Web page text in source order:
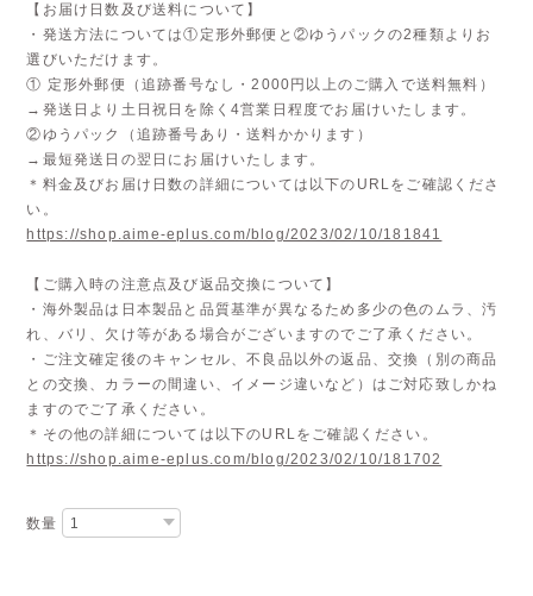
【お届け日数及び送料について】
・発送方法については①定形外郵便と②ゆうパックの2種類よりお
選びいただけます。
① 定形外郵便（追跡番号なし・2000円以上のご購入で送料無料）
→発送日より土日祝日を除く4営業日程度でお届けいたします。
②ゆうパック（追跡番号あり・送料かかります）
→最短発送日の翌日にお届けいたします。
＊料金及びお届け日数の詳細については以下のURLをご確認くださ
い。
https://shop.aime-eplus.com/blog/2023/02/10/181841
【ご購入時の注意点及び返品交換について】
・海外製品は日本製品と品質基準が異なるため多少の色のムラ、汚
れ、バリ、欠け等がある場合がございますのでご了承ください。
・ご注文確定後のキャンセル、不良品以外の返品、交換（別の商品
との交換、カラーの間違い、イメージ違いなど）はご対応致しかね
ますのでご了承ください。
＊その他の詳細については以下のURLをご確認ください。
https://shop.aime-eplus.com/blog/2023/02/10/181702
数量